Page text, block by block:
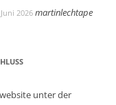
2026 martinlechtape
unter der